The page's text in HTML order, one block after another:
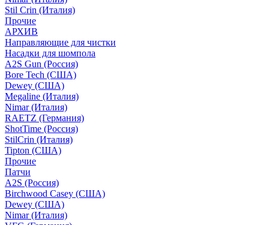
Stil Crin (Италия)
Прочие
АРХИВ
Направляющие для чистки
Насадки для шомпола
A2S Gun (Россия)
Bore Tech (США)
Dewey (США)
Megaline (Италия)
Nimar (Италия)
RAETZ (Германия)
ShotTime (Россия)
StilCrin (Италия)
Tipton (США)
Прочие
Патчи
A2S (Россия)
Birchwood Casey (США)
Dewey (США)
Nimar (Италия)